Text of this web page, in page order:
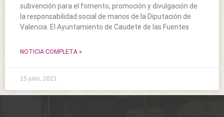
subvención para el fomento, promoción y divulgación de
la responsabilidad social de manos de la Diputación de
Valencia. El Ayuntamiento de Caudete de las Fuentes
NOTICIA COMPLETA »
15 julio, 2021